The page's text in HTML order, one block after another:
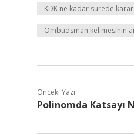
KDK ne kadar sürede
Ombudsman kelimesinin
Önceki Yazı
Polinomda Katsayı